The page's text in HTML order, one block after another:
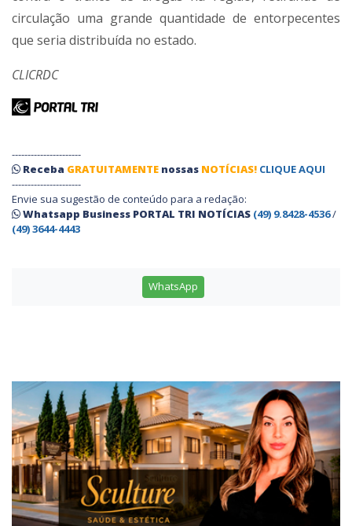
circulação uma grande quantidade de entorpecentes
que seria distribuída no estado.
CLICRDC
----------------------
Receba GRATUITAMENTE nossas NOTÍCIAS! CLIQUE AQUI
----------------------
Envie sua sugestão de conteúdo para a redação:
Whatsapp Business PORTAL TRI NOTÍCIAS (49) 9.8428-4536/
(49) 3644-4443
WhatsApp